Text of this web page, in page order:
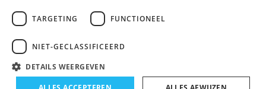
In winkelwagen
Algemene voorwaarden Disclaimer
© Spirituele winkel • Sinds 2006 • Dé vertrouwde spirituele webshop
TARGETING FUNCTIONEEL
NIET-GECLASSIFICEERD
DETAILS WEERGEVEN